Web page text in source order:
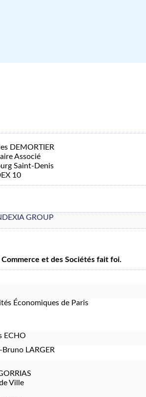
DEMORTIER
Associé
Saint-Denis
10
GROUP
et des Sociétés fait foi.
Économiques de Paris
ECHO
LARGER
Ville